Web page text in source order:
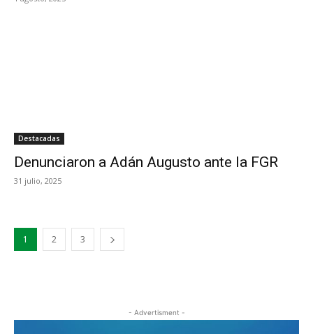
Destacadas
Denunciaron a Adán Augusto ante la FGR
31 julio, 2025
1 2 3
- Advertisment -